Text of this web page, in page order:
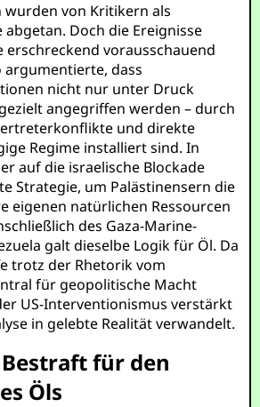
wurden von Kritikern als
abgetan. Doch die Ereignisse
erschreckend vorausschauend
dass
nicht nur unter Druck
angegriffen werden – durch
und direkte
Regime installiert sind. In
auf die israelische Blockade
Strategie, um Palästinensern die
eigenen natürlichen Ressourcen
des Gaza-Marine-
galt dieselbe Logik für Öl. Da
trotz der Rhetorik vom
für geopolitische Macht
US-Interventionismus verstärkt
in gelebte Realität verwandelt.
für den
Öls